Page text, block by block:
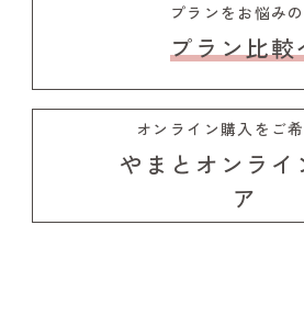
プランをお悩み
プラン比較
オンライン購入をご
やまとオンライ
ア